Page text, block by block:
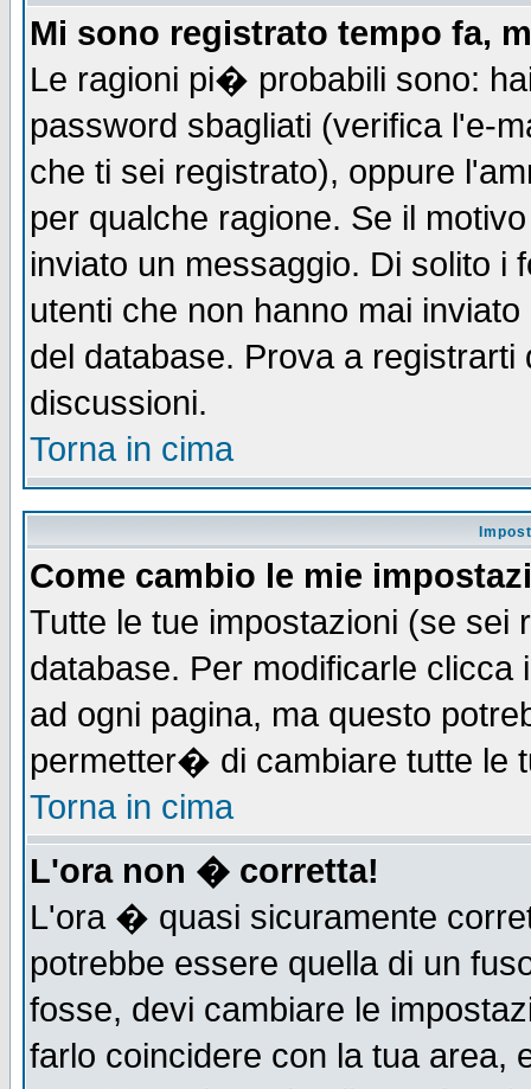
Mi sono registrato tempo fa,
Le ragioni pi� probabili sono:
password sbagliati (verifica l'e-
che ti sei registrato), oppure
per qualche ragione. Se il
inviato un messaggio. Di solito i
utenti che non hanno mai
del database. Prova a
discussioni.
Torna in cima
Come cambio le mie
Tutte le tue impostazioni (se sei
database. Per modificarle clicca
ad ogni pagina, ma questo
permetter� di cambiare tutte le
Torna in cima
L'ora non � corretta!
L'ora � quasi sicuramente
potrebbe essere quella di un
fosse, devi cambiare le
farlo coincidere con la tua area,